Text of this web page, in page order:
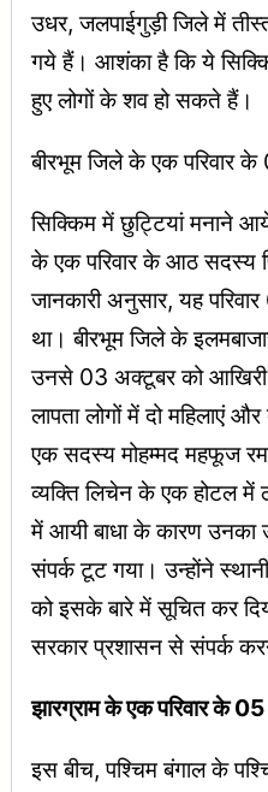
उधर, जलपाईगुड़ी जिले में
गये हैं। आशंका है कि ये
हुए लोगों के शव हो सकते हैं।
बीरभूम जिले के एक परिवार
सिक्किम में छुट्टियां मनाने
के एक परिवार के आठ सदस्य
जानकारी अनुसार, यह
था। बीरभूम जिले के
उनसे 03 अक्टूबर को
लापता लोगों में दो महिलाएं
एक सदस्य मोहम्मद महफूज
व्यक्ति लिचेन के एक होटल में
में आयी बाधा के कारण उनका
संपर्क टूट गया। उन्होंने
को इसके बारे में सूचित कर
सरकार प्रशासन से संपर्क
झारग्राम के एक परिवार के
इस बीच, पश्चिम बंगाल के